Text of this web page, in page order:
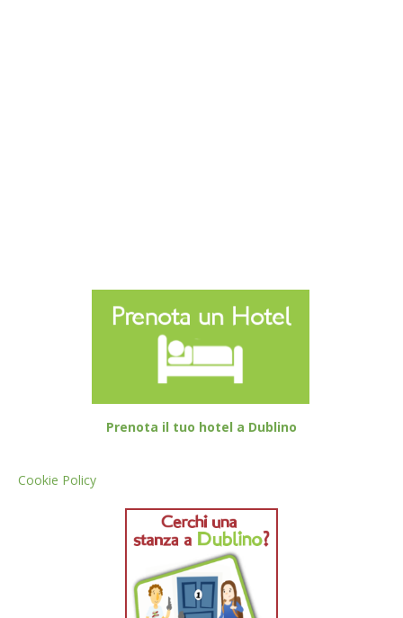
Prenota il tuo hotel a Dublino
Cookie Policy